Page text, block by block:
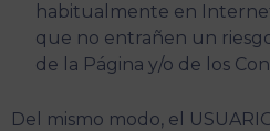
habitualmente en
que no entrañen un
de la Página y/o de los
Del mismo modo, el